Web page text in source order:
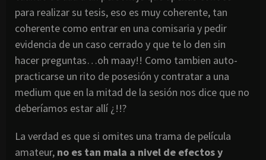
para realizar su tesis, eso es muy coherente, tan
coherente como entrar en una comisaria y pedir
evidencia de un caso cerrado y que te lo den sin
hacer preguntas…oh maay!! Como tambien auto-
practicarse un rito de posesión y contratar a una
medium que en la mitad de la sesión nos dice que no
deberíamos estar allí ¿!!?
La verdad es que si omites una trama de película
amateur, no es tan mala a nivel de efectos y